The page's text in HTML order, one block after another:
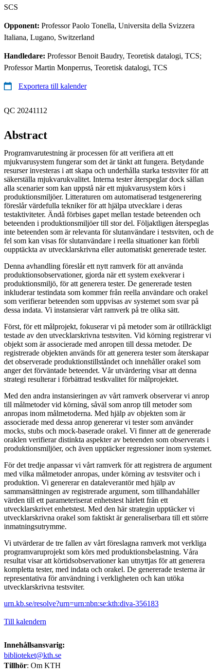
SCS
Opponent: Professor Paolo Tonella, Universita della Svizzera
Italiana, Lugano, Switzerland
Handledare: Professor Benoit Baudry, Teoretisk datalogi, TCS;
Professor Martin Monperrus, Teoretisk datalogi, TCS
Exportera till kalender
QC 20241112
Abstract
Programvarutestning är processen för att verifiera att ett
mjukvarusystem fungerar som det är tänkt att fungera. Betydande
resurser investeras i att skapa och underhålla starka testsviter för att
säkerställa mjukvarukvalitet. Interna tester återspeglar dock sällan
alla scenarier som kan uppstå när ett mjukvarusystem körs i
produktionsmiljöer. Litteraturen om automatiserad testgenerering
föreslår värdefulla tekniker för att hjälpa utvecklare i deras
testaktiviteter. Ändå förbises gapet mellan testade beteenden och
beteenden i produktionsmiljöer till stor del. Följaktligen återspeglas
inte beteenden som är relevanta för slutanvändare i testsviten, och de
fel som kan visas för slutanvändare i reella situationer kan förbli
oupptäckta av utvecklarskrivna eller automatiskt genererade tester.
Denna avhandling föreslår ett nytt ramverk för att använda
produktionsobservationer, gjorda när ett system exekverar i
produktionsmiljö, för att generera tester. De genererade testen
inkluderar testindata som kommer från reella användare och orakel
som verifierar beteenden som uppvisas av systemet som svar på
dessa indata. Vi instansierar vårt ramverk på tre olika sätt.
Först, för ett målprojekt, fokuserar vi på metoder som är otillräckligt
testade av den utvecklarskrivna testsviten. Vid körning registrerar vi
objekt som är associerade med anropen till dessa metoder. De
registrerade objekten används för att generera tester som återskapar
det observerade produktionstillståndet och innehåller orakel som
anger det förväntade beteendet. Vår utvärdering visar att denna
strategi resulterar i förbättrad testkvalitet för målprojektet.
Med den andra instansieringen av vårt ramverk observerar vi anrop
till målmetoder vid körning, såväl som anrop till metoder som
anropas inom målmetoderna. Med hjälp av objekten som är
associerade med dessa anrop genererar vi tester som använder
mocks, stubs och mock-baserade orakel. Vi finner att de genererade
oraklen verifierar distinkta aspekter av beteenden som observerats i
produktionsmiljöer, och även upptäcker regressioner inom systemet.
För det tredje anpassar vi vårt ramverk för att registrera de argument
med vilka målmetoder anropas, under körning av testsviter och i
produktion. Vi genererar en dataleverantör med hjälp av
sammansättningen av registrerade argument, som tillhandahåller
värden till ett parameteriserat enhetstest härlett från ett
utvecklarskrivet enhetstest. Med den här strategin upptäcker vi
utvecklarskrivna orakel som faktiskt är generaliserbara till ett större
inmatningsutrymme.
Vi utvärderar de tre fallen av vårt föreslagna ramverk mot verkliga
programvaruprojekt som körs med produktionsbelastning. Våra
resultat visar att körtidsobservationer kan utnyttjas för att generera
kompletta tester, med indata och orakel. De genererade testerna är
representativa för användning i verkligheten och kan utöka
utvecklarskrivna testsviter.
urn.kb.se/resolve?urn=urn:nbn:se:kth:diva-356183
Till kalendern
Innehållsansvarig:
biblioteket@kth.se
Tillhör: Om KTH